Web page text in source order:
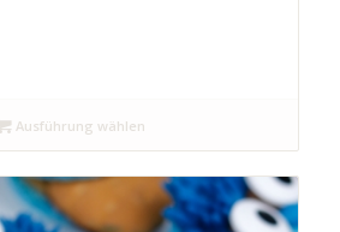
Ausführung wählen